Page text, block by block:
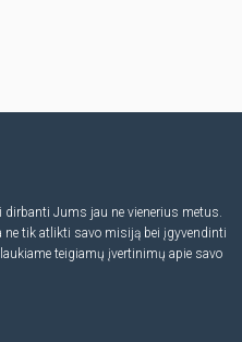
Jums jau ne vienerius metus.
tik atlikti savo misiją bei įgyvendinti
teigiamų įvertinimų apie savo